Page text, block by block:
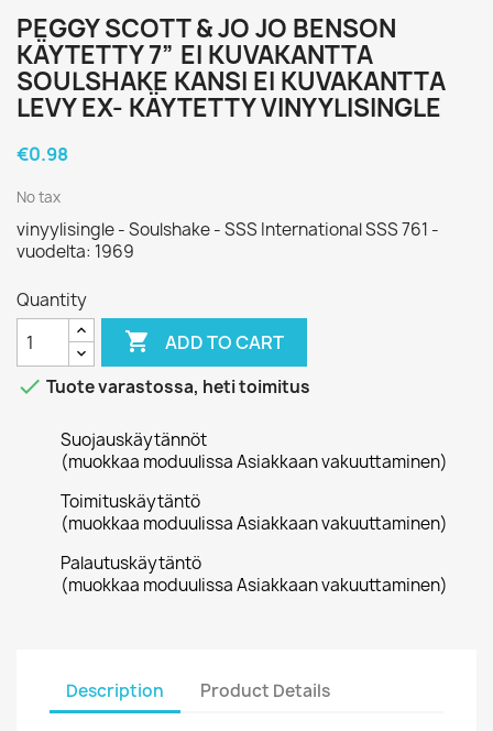
PEGGY SCOTT & JO JO BENSON
KÄYTETTY 7” EI KUVAKANTTA
SOULSHAKE KANSI EI KUVAKANTTA
LEVY EX- KÄYTETTY VINYYLISINGLE
€0.98
No tax
vinyylisingle - Soulshake - SSS International SSS 761 -
vuodelta: 1969
Quantity
 ADD TO CART
 Tuote varastossa, heti toimitus
Suojauskäytännöt
(muokkaa moduulissa Asiakkaan vakuuttaminen)
Toimituskäytäntö
(muokkaa moduulissa Asiakkaan vakuuttaminen)
Palautuskäytäntö
(muokkaa moduulissa Asiakkaan vakuuttaminen)
Description Product Details